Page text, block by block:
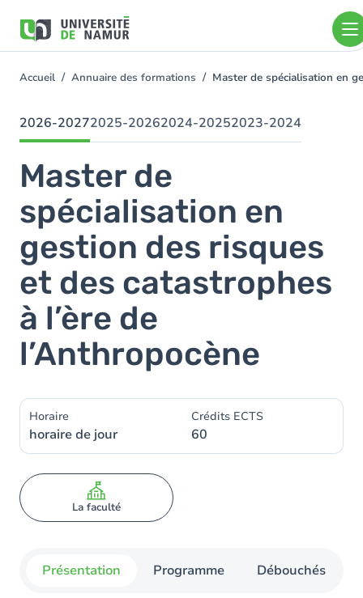
contenu
You
here
Accueil Annuaire des formations Master de spécialisation en
2026-20272025-20262024-20252023-2024
Master de
spécialisation en
gestion des risques
et des catastrophes
à l’ère de
l’Anthropocène
Horaire
horaire de jour
Crédits ECTS
60
La faculté
Présentation Programme Débouchés